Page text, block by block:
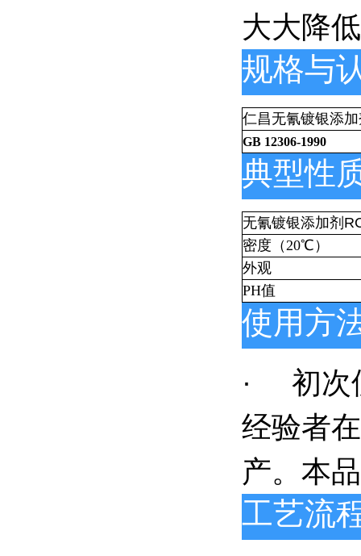
大大降
规格与
仁昌无氰镀银添
GB 12306-1990
典型性
无氰镀银添加剂
密度（20℃）
外观
PH值
使用方
· 初次
经验者
产。本
工艺流